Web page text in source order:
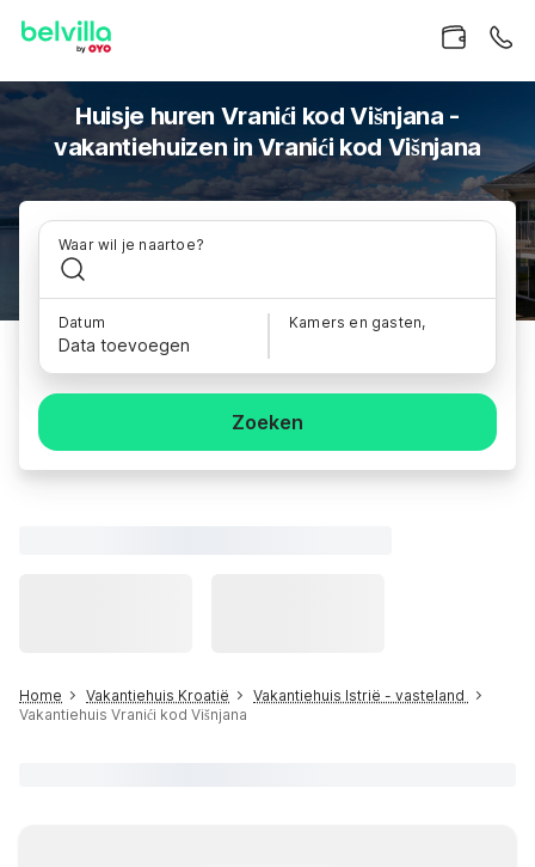
Huisje huren Vranići kod Višnjana -
vakantiehuizen in Vranići kod Višnjana
Waar wil je naartoe?
Datum
Data toevoegen
Kamers en gasten,
Zoeken
Home Vakantiehuis Kroatië
Vakantiehuis Istrië - vasteland
Vakantiehuis Vranići kod Višnjana